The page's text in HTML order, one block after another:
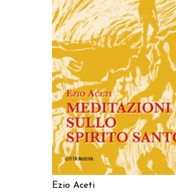
AGGIUNGI AL CARRELLO
Ezio Aceti